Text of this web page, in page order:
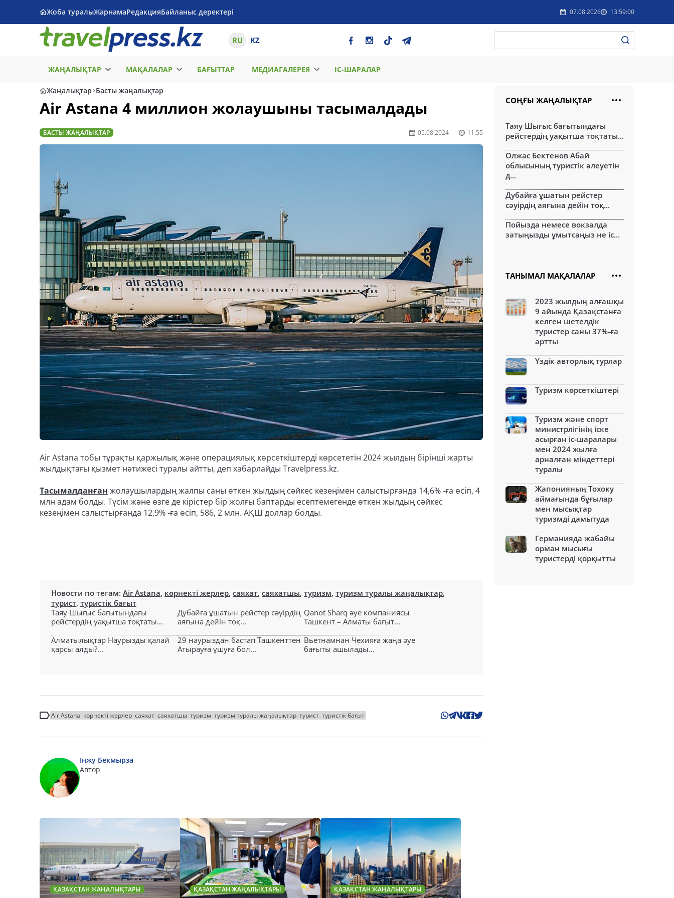
Жоба туралыЖарнамаРедакцияБайланыс деректері 07.08.2026 13:59:00
RU KZ
ЖАҢАЛЫҚТАР МАҚАЛАЛАР БАҒЫТТАР МЕДИАГАЛЕРЕЯ ІС-ШАРАЛАР
Жаңалықтар Басты жаңалықтар
Air Astana 4 миллион жолаушыны тасымалдады
БАСТЫ ЖАҢАЛЫҚТАР 05.08.2024 11:55
Air Astana тобы тұрақты қаржылық және операциялық көрсеткіштерді көрсететін 2024 жылдың бірінші жарты
жылдықтағы қызмет нәтижесі туралы айтты, деп хабарлайды Travelpress.kz.
Тасымалданған жолаушылардың жалпы саны өткен жылдың сәйкес кезеңімен салыстырғанда 14,6% -ға өсіп, 4
млн адам болды. Түсім және өзге де кірістер бір жолғы баптарды есептемегенде өткен жылдың сәйкес
кезеңімен салыстырғанда 12,9% -ға өсіп, 586, 2 млн. АҚШ доллар болды.
Новости по тегам: Air Astana, көрнекті жерлер, саяхат, саяхатшы, туризм, туризм туралы жаңалықтар,
турист, туристік бағыт
Таяу Шығыс бағытындағы
рейстердің уақытша тоқтаты...
Дубайға ұшатын рейстер сәуірдің
аяғына дейін тоқ...
Qanot Sharq әуе компаниясы
Ташкент – Алматы бағыт...
Алматылықтар Наурызды қалай
қарсы алды?...
29 наурыздан бастап Ташкенттен
Атырауға ұшуға бол...
Вьетнамнан Чехияға жаңа әуе
бағыты ашылады...
Air Astana көрнекті жерлер саяхат саяхатшы туризм туризм туралы жаңалықтар турист туристік бағыт
Інжу Бекмырза
Автор
ҚАЗАҚСТАН ЖАҢАЛЫҚТАРЫ ҚАЗАҚСТАН ЖАҢАЛЫҚТАРЫ ҚАЗАҚСТАН ЖАҢАЛЫҚТАРЫ
СОҢҒЫ ЖАҢАЛЫҚТАР
Таяу Шығыс бағытындағы
рейстердің уақытша тоқтаты...
Олжас Бектенов Абай
облысының туристік әлеуетін
д...
Дубайға ұшатын рейстер
сәуірдің аяғына дейін тоқ...
Пойызда немесе вокзалда
затыңызды ұмытсаңыз не іс...
ТАНЫМАЛ МАҚАЛАЛАР
2023 жылдың алғашқы
9 айында Қазақстанға
келген шетелдік
туристер саны 37%-ға
артты
Үздік авторлық турлар
Туризм көрсеткіштері
Туризм және спорт
министрлігінің іске
асырған іс-шаралары
мен 2024 жылға
арналған міндеттері
туралы
Жапонияның Тохоку
аймағында бұғылар
мен мысықтар
туризмді дамытуда
Германияда жабайы
орман мысығы
туристерді қорқытты